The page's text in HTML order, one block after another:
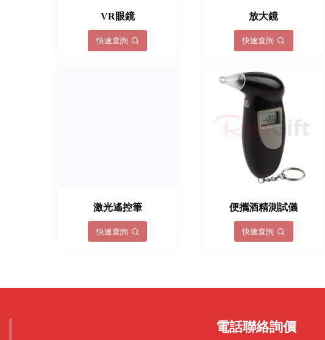
VR眼鏡
快速查詢
放大鏡
快速查詢
激光遙控筆
快速查詢
便攜酒精測試儀
快速查詢
電話聯絡詢價